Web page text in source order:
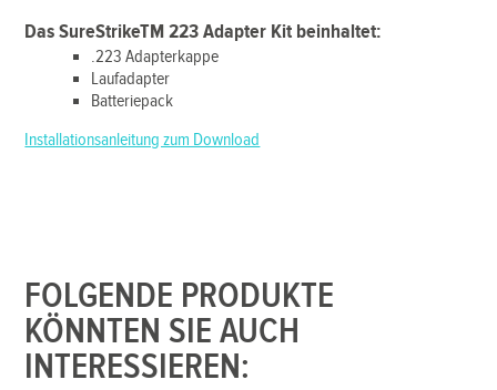
Das SureStrikeTM 223 Adapter Kit beinhaltet:
.223 Adapterkappe
Laufadapter
Batteriepack
Installationsanleitung zum Download
FOLGENDE PRODUKTE
KÖNNTEN SIE AUCH
INTERESSIEREN: